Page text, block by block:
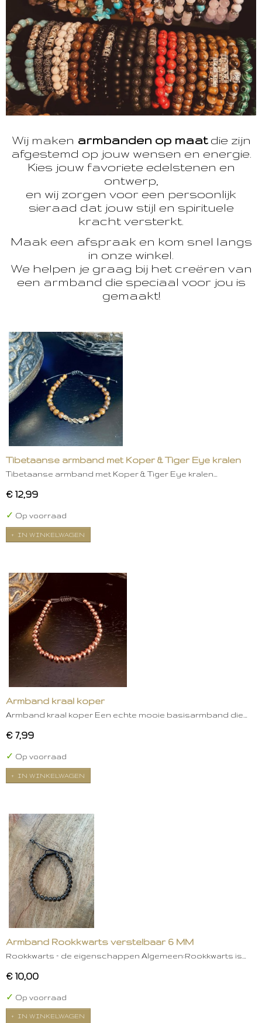
Wij maken armbanden op maatdie zijn
afgestemd op jouw wensen en energie.
Kies jouw favoriete edelstenen en
ontwerp,
en wij zorgen voor een persoonlijk
sieraad dat jouw stijl en spirituele
kracht versterkt.
Maak een afspraak en kom snel langs
in onze winkel.
We helpen je graag bij het creëren van
een armband die speciaal voor jou is
gemaakt!
Tibetaanse armband met Koper & Tiger Eye kralen
Tibetaanse armband met Koper & Tiger Eye kralen…
€ 12,99
✓ Op voorraad
IN WINKELWAGEN
Armband kraal koper
Armband kraal koper Een echte mooie basisarmband die…
€ 7,99
✓ Op voorraad
IN WINKELWAGEN
Armband Rookkwarts verstelbaar 6 MM
Rookkwarts – de eigenschappen Algemeen:Rookkwarts is…
€ 10,00
✓ Op voorraad
IN WINKELWAGEN